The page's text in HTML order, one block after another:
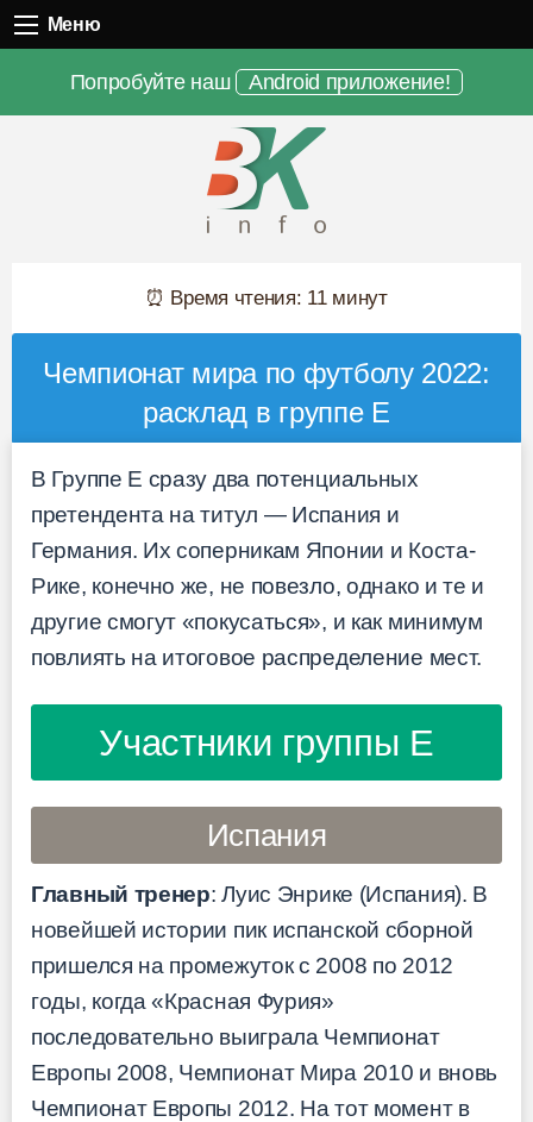
Меню
Попробуйте наш Android приложение!
⏰ Время чтения: 11 минут
Чемпионат мира по футболу 2022:
расклад в группе E
В Группе E сразу два потенциальных
претендента на титул — Испания и
Германия. Их соперникам Японии и Коста-
Рике, конечно же, не повезло, однако и те и
другие смогут «покусаться», и как минимум
повлиять на итоговое распределение мест.
Участники группы E
Испания
Главный тренер: Луис Энрике (Испания). В
новейшей истории пик испанской сборной
пришелся на промежуток с 2008 по 2012
годы, когда «Красная Фурия»
последовательно выиграла Чемпионат
Европы 2008, Чемпионат Мира 2010 и вновь
Чемпионат Европы 2012. На тот момент в